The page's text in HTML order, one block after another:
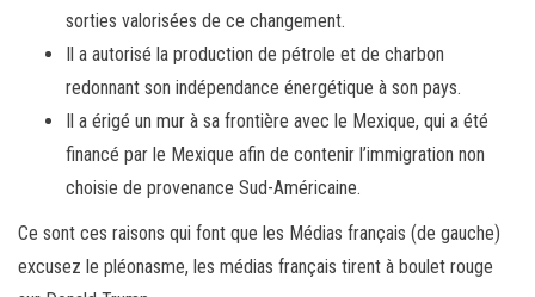
sorties valorisées de ce changement.
Il a autorisé la production de pétrole et de charbon
redonnant son indépendance énergétique à son pays.
Il a érigé un mur à sa frontière avec le Mexique, qui a été
financé par le Mexique afin de contenir l’immigration non
choisie de provenance Sud-Américaine.
Ce sont ces raisons qui font que les Médias français (de gauche)
excusez le pléonasme, les médias français tirent à boulet rouge